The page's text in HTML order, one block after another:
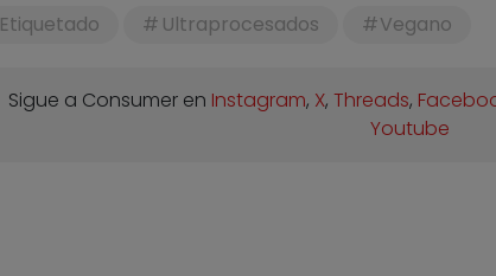
Etiquetado
Ultraprocesados Vegano
Sigue a Consumer en Instagram, X,Threads,
Youtube